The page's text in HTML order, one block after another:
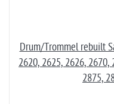
Drum/Trommel rebuilt
2620, 2625, 2626, 2670,
2875,